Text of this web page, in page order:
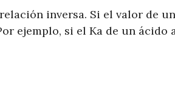
inversa. Si el valor de
ejemplo, si el Ka de un ácido